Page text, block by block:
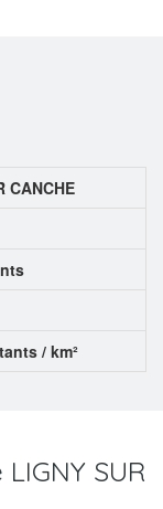
CANCHE
/ km²
SUR